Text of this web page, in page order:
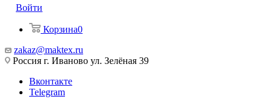
Войти
Корзина0
zakaz@maktex.ru
Россия г. Иваново ул. Зелёная 39
Вконтакте
Telegram